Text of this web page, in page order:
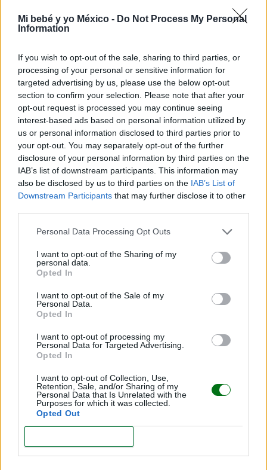
Mi bebé y yo México - Do Not Process My Personal
Information
If you wish to opt-out of the sale, sharing to third parties, or
processing of your personal or sensitive information for
targeted advertising by us, please use the below opt-out
section to confirm your selection. Please note that after your
opt-out request is processed you may continue seeing
interest-based ads based on personal information utilized by
us or personal information disclosed to third parties prior to
your opt-out. You may separately opt-out of the further
disclosure of your personal information by third parties on the
IAB’s list of downstream participants. This information may
also be disclosed by us to third parties on the IAB’s List of
Downstream Participants that may further disclose it to other
Personal Data Processing Opt Outs
I want to opt-out of the Sharing of my
personal data.
Opted In
I want to opt-out of the Sale of my
Personal Data.
Opted In
I want to opt-out of processing my
Personal Data for Targeted Advertising.
Opted In
I want to opt-out of Collection, Use,
Retention, Sale, and/or Sharing of my
Personal Data that Is Unrelated with the
Purposes for which it was collected.
Opted Out
durante años. Reconocer quelas niñas también
brindarles apoyo oportuno, comprensión y
bienestar emocional desde la infancia.
Te puede interesar…
¿Es bueno o malo hablar a los bebés con un
lenguaje y un tono "infantilizados"?
LEER
Hablar al bebé en dos idiomas desde el
nacimiento: ¿le beneficia o lo confunde?
"No entendía que era mi hijo": despertó del coma
sin recordar que había dado a luz. ¿Qué pasó?